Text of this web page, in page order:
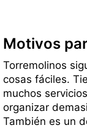
Motivos
Torremolinos
cosas fáciles.
muchos
organizar
También es un